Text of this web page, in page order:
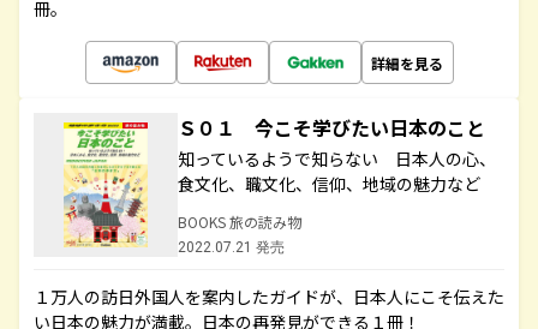
冊。
詳細を見る
Ｓ０１ 今こそ学びたい日本のこと
知っているようで知らない 日本人の心、
食文化、職文化、信仰、地域の魅力など
BOOKS 旅の読み物
2022.07.21 発売
１万人の訪日外国人を案内したガイドが、日本人にこそ伝えた
い日本の魅力が満載。日本の再発見ができる１冊！